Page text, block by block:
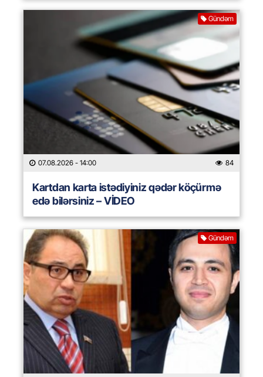
Gündəm
07.08.2026 - 14:00 84
Kartdan karta istədiyiniz qədər köçürmə
edə bilərsiniz – VİDEO
Gündəm